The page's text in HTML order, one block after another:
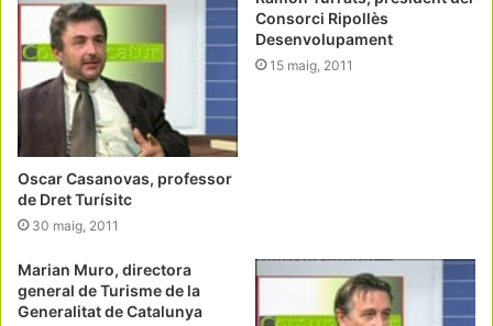
Oscar Casanovas, professor
de Dret Turísitc
30 maig, 2011
Consorci Ripollès
Desenvolupament
15 maig, 2011
Marian Muro, directora
general de Turisme de la
Generalitat de Catalunya